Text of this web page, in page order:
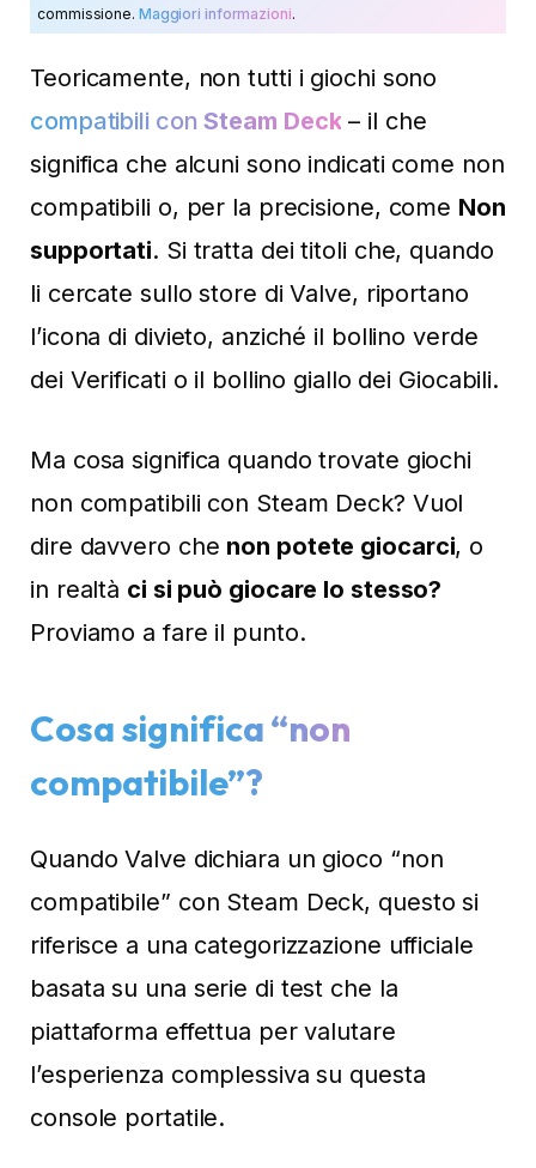
commissione. Maggiori informazioni.
Teoricamente, non tutti i giochi sono
compatibili conSteam Deck – il che
significa che alcuni sono indicati come non
compatibili o, per la precisione, come Non
supportati. Si tratta dei titoli che, quando
li cercate sullo store di Valve, riportano
l’icona di divieto, anziché il bollino verde
dei Verificati o il bollino giallo dei Giocabili.
Ma cosa significa quando trovate giochi
non compatibili con Steam Deck? Vuol
dire davvero che non potete giocarci, o
in realtà ci si può giocare lo stesso?
Proviamo a fare il punto.
Cosa significa “non
compatibile”?
Quando Valve dichiara un gioco “non
compatibile” con Steam Deck, questo si
riferisce a una categorizzazione ufficiale
basata su una serie di test che la
piattaforma effettua per valutare
l’esperienza complessiva su questa
console portatile.